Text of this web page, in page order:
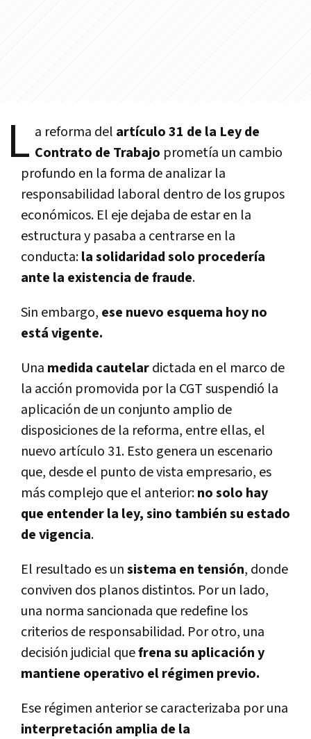
L a reforma del artículo 31 de la Ley de
Contrato de Trabajo prometía un cambio
profundo en la forma de analizar la
responsabilidad laboral dentro de los grupos
económicos. El eje dejaba de estar en la
estructura y pasaba a centrarse en la
conducta:la solidaridad solo procedería
ante la existencia de fraude.
Sin embargo, ese nuevo esquema hoy no
está vigente.
Una medida cautelardictada en el marco de
la acción promovida por la CGT suspendió la
aplicación de un conjunto amplio de
disposiciones de la reforma, entre ellas, el
nuevo artículo 31. Esto genera un escenario
que, desde el punto de vista empresario, es
más complejo que el anterior:no solo hay
que entender la ley, sino también su estado
de vigencia.
El resultado es unsistema en tensión, donde
conviven dos planos distintos. Por un lado,
una norma sancionada que redefine los
criterios de responsabilidad. Por otro, una
decisión judicial quefrena su aplicación y
mantiene operativo el régimen previo.
Ese régimen anterior se caracterizaba por una
interpretación amplia de la